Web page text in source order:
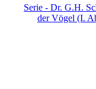
Serie - Dr. G.H.
der Vögel (I.